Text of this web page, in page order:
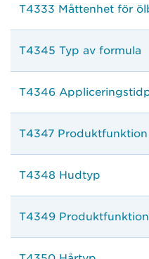
T4333 Måttenhet för
T4345 Typ av formula
T4346
T4347
T4348 Hudtyp
T4349